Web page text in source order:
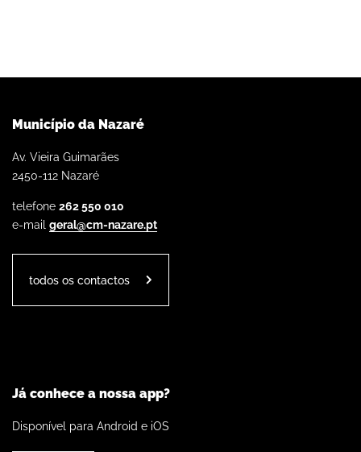
Município da Nazaré
Av. Vieira Guimarães
2450-112 Nazaré
telefone 262 550 010
e-mail geral@cm-nazare.pt
todos os contactos
Já conhece a nossa app?
Disponível para Android e iOS